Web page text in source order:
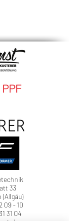
33
(Allgäu)
09 - 10
31 04